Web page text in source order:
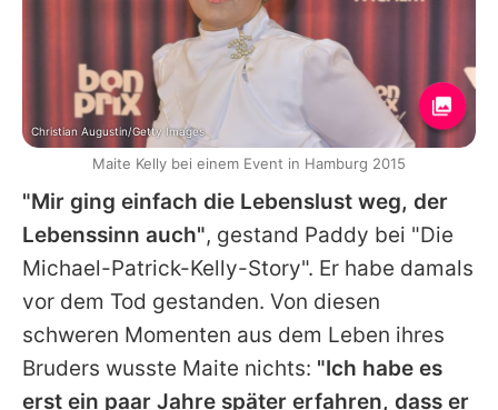
"Mir ging einfach die Lebenslust weg, der
Lebenssinn auch", gestand Paddy bei "Die
Michael-Patrick-Kelly-Story". Er habe damals
vor dem Tod gestanden. Von diesen
schweren Momenten aus dem Leben ihres
Bruders wusste Maite nichts: "Ich habe es
erst ein paar Jahre später erfahren, dass er
Christian Augustin/Getty Images
Maite Kelly bei einem Event in Hamburg 2015